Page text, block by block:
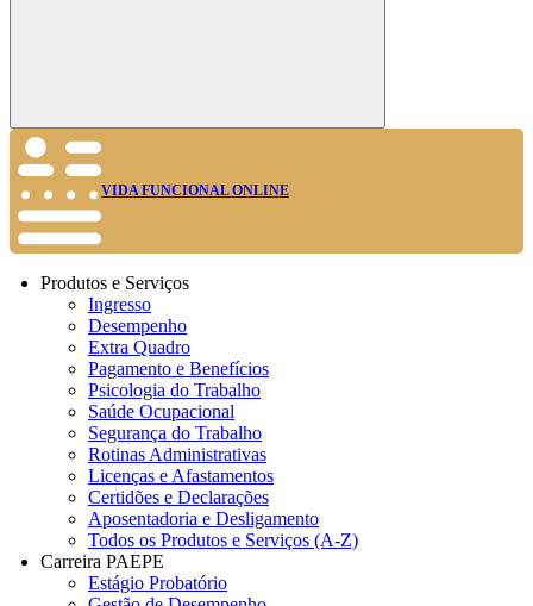
Buscar
VIDA FUNCIONAL ONLINE
Produtos e Serviços
Ingresso
Desempenho
Extra Quadro
Pagamento e Benefícios
Psicologia do Trabalho
Saúde Ocupacional
Segurança do Trabalho
Rotinas Administrativas
Licenças e Afastamentos
Certidões e Declarações
Aposentadoria e Desligamento
Todos os Produtos e Serviços (A-Z)
Carreira PAEPE
Estágio Probatório